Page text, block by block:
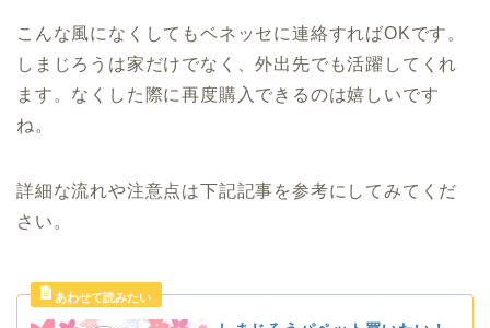
こんな風になくしてもベネッセに連絡すればOKです。
しまじろうは家だけでなく、外出先でも活躍してくれ
ます。なくした際に再度購入できるのは嬉しいです
ね。
詳細な流れや注意点は下記記事を参考にしてみてくだ
さい。